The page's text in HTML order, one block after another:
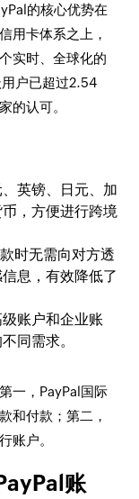
的核心优势在
用卡体系之上，
实时、全球化的
户已超过2.54
的认可。
英镑、日元、加
，方便进行跨境
时无需向对方透
息，有效降低了
账户和企业账
同需求。
一，PayPal国际
和付款；第二，
账户。
账